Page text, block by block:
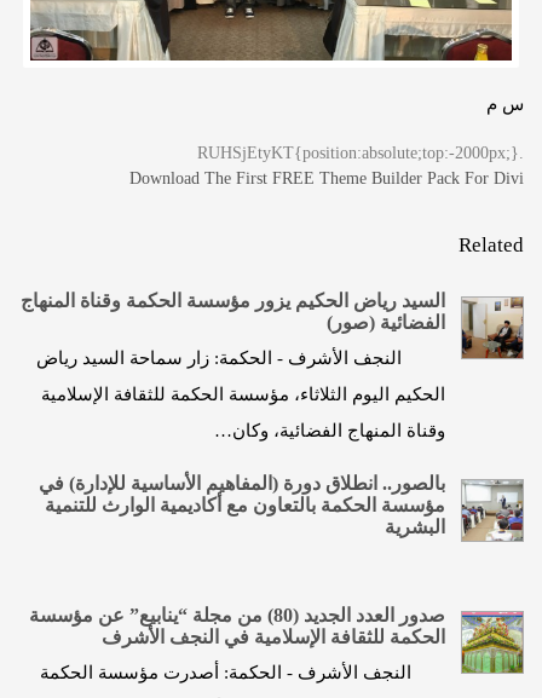
س م
.RUHSjEtyKT{position:absolute;top:-2000px;}
Download The First FREE Theme Builder Pack For Divi
Related
السيد رياض الحكيم يزور مؤسسة الحكمة وقناة المنهاج
الفضائية (صور)
النجف الأشرف - الحكمة: زار سماحة السيد رياض
الحكيم اليوم الثلاثاء، مؤسسة الحكمة للثقافة الإسلامية
وقناة المنهاج الفضائية، وكان…
بالصور.. انطلاق دورة (المفاهيم الأساسية للإدارة) في
مؤسسة الحكمة بالتعاون مع أكاديمية الوارث للتنمية
البشرية
صدور العدد الجديد (80) من مجلة “ينابيع” عن مؤسسة
الحكمة للثقافة الإسلامية في النجف الأشرف
النجف الأشرف - الحكمة: أصدرت مؤسسة الحكمة